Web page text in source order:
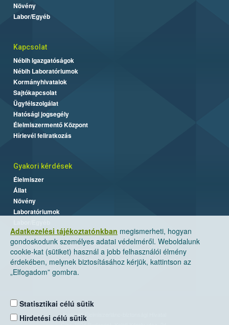
Adatkezelési tájékoztatónkban megismerheti, hogyan
gondoskodunk személyes adatai védelméről. Weboldalunk
cookie-kat (sütiket) használ a jobb felhasználói élmény
érdekében, melynek biztosításához kérjük, kattintson az
„Elfogadom” gombra.
Statisztikai célú sütik
Hirdetési célú sütik
Növény
Labor/Egyéb
Kapcsolat
Nébih Igazgatóságok
Nébih Laboratóriumok
Kormányhivatalok
Sajtókapcsolat
Ügyfélszolgálat
Hatósági jogsegély
Élelmiszermentő Központ
Hírlevél feliratkozás
Gyakori kérdések
Élelmiszer
Állat
Növény
Laboratóriumok
Nemzeti Élelmiszerlánc-biztonsági Hivatal